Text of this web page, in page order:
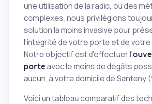
une utilisation de la radio, ou des
complexes, nous privilégions
solution la moins invasive pour
l'intégrité de votre porte et de
Notre objectif est d'effectuer l'
porteavec le moins de dégâts
aucun, à votre domicile de Santeny
Voici un tableau comparatif des